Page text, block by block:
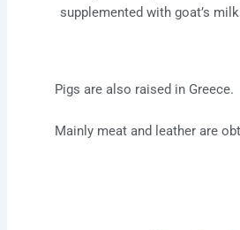
supplemented with goat’s
Pigs are also raised in Greece.
Mainly meat and leather are